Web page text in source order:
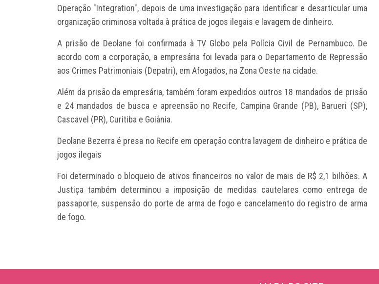
Operação "Integration", depois de uma investigação para identificar e desarticular uma
organização criminosa voltada à prática de jogos ilegais e lavagem de dinheiro.
A prisão de Deolane foi confirmada à TV Globo pela Polícia Civil de Pernambuco. De
acordo com a corporação, a empresária foi levada para o Departamento de Repressão
aos Crimes Patrimoniais (Depatri), em Afogados, na Zona Oeste na cidade.
Além da prisão da empresária, também foram expedidos outros 18 mandados de prisão
e 24 mandados de busca e apreensão no Recife, Campina Grande (PB), Barueri (SP),
Cascavel (PR), Curitiba e Goiânia.
Deolane Bezerra é presa no Recife em operação contra lavagem de dinheiro e prática de
jogos ilegais
Foi determinado o bloqueio de ativos financeiros no valor de mais de R$ 2,1 bilhões. A
Justiça também determinou a imposição de medidas cautelares como entrega de
passaporte, suspensão do porte de arma de fogo e cancelamento do registro de arma
de fogo.